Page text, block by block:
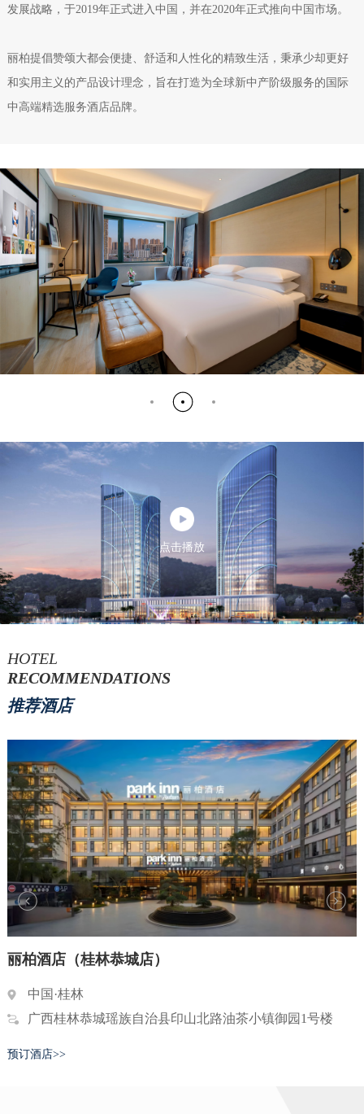
发展战略，于2019年正式进入中国，并在2020年正式推向中国市场。
丽柏提倡赞颂大都会便捷、舒适和人性化的精致生活，秉承少却更好
和实用主义的产品设计理念，旨在打造为全球新中产阶级服务的国际
中高端精选服务酒店品牌。
点击播放
HOTEL
RECOMMENDATIONS
推荐酒店
丽柏酒店（桂林恭城店）
中国·桂林
广西桂林恭城瑶族自治县印山北路油茶小镇御园1号楼
预订酒店>>